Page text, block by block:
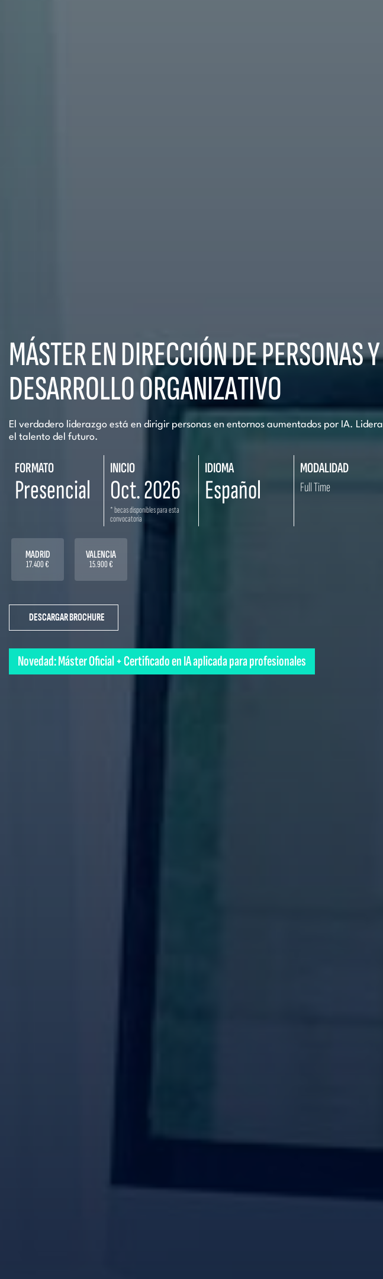
MÁSTER EN DIRECCIÓN DE PERSONAS Y
DESARROLLO ORGANIZATIVO
El verdadero liderazgo está en dirigir personas en entornos aumentados por IA. Lidera
el talento del futuro.
FORMATO
Presencial
INICIO
Oct. 2026
* becas disponibles para esta
convocatoria
IDIOMA
Español
MODALIDAD
Full Time
MADRID
17.400 €
VALENCIA
15.900 €
DESCARGAR BROCHURE
Novedad: Máster Oficial + Certificado en IA aplicada para profesionales